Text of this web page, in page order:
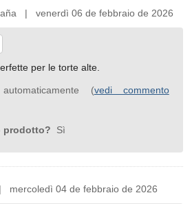
| venerdì 06 de febbraio de 2026
per le torte alte.
(vedi commento
prodotto? Sì
04 de febbraio de 2026